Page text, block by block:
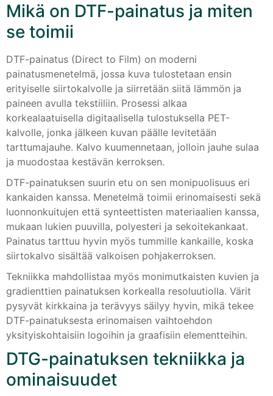
Mikä on DTF-painatus ja miten
se toimii
DTF-painatus (Direct to Film) on moderni
painatusmenetelmä, jossa kuva tulostetaan ensin
erityiselle siirtokalvolle ja siirretään siitä lämmön ja
paineen avulla tekstiiliin. Prosessi alkaa
korkealaatuisella digitaalisella tulostuksella PET-
kalvolle, jonka jälkeen kuvan päälle levitetään
tarttumajauhe. Kalvo kuumennetaan, jolloin jauhe sulaa
ja muodostaa kestävän kerroksen.
DTF-painatuksen suurin etu on sen monipuolisuus eri
kankaiden kanssa. Menetelmä toimii erinomaisesti sekä
luonnonkuitujen että synteettisten materiaalien kanssa,
mukaan lukien puuvilla, polyesteri ja sekoitekankaat.
Painatus tarttuu hyvin myös tummille kankaille, koska
siirtokalvo sisältää valkoisen pohjakerroksen.
Tekniikka mahdollistaa myös monimutkaisten kuvien ja
gradienttien painatuksen korkealla resoluutiolla. Värit
pysyvät kirkkaina ja terävyys säilyy hyvin, mikä tekee
DTF-painatuksesta erinomaisen vaihtoehdon
yksityiskohtaisiin logoihin ja graafisiin elementteihin.
DTG-painatuksen tekniikka ja
ominaisuudet